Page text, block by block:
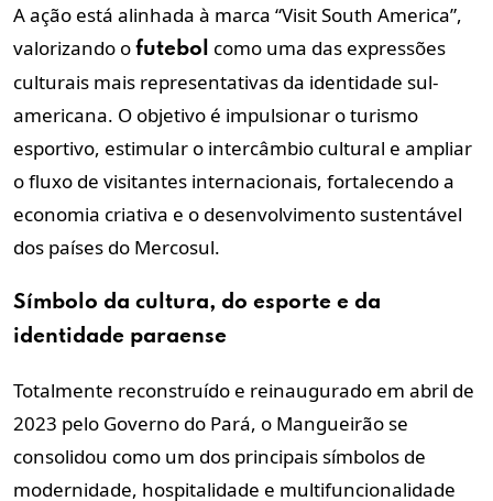
A ação está alinhada à marca “Visit South America”,
valorizando o futebol
como uma das expressões
culturais mais representativas da identidade sul-
americana. O objetivo é impulsionar o turismo
esportivo, estimular o intercâmbio cultural e ampliar
o fluxo de visitantes internacionais, fortalecendo a
economia criativa e o desenvolvimento sustentável
dos países do Mercosul.
Símbolo da cultura, do esporte e da
identidade paraense
Totalmente reconstruído e reinaugurado em abril de
2023 pelo Governo do Pará, o Mangueirão se
consolidou como um dos principais símbolos de
modernidade, hospitalidade e multifuncionalidade